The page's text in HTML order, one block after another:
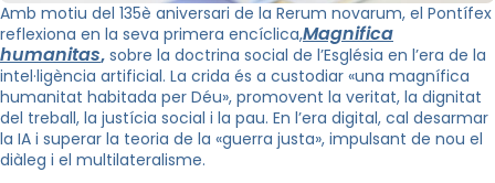
Amb motiu del 135è aniversari de la Rerum novarum, el Pontífex
reflexiona en la seva primera encíclica,Magnifica
humanitas, sobre la doctrina social de l’Església en l’era de la
intel·ligència artificial. La crida és a custodiar «una magnífica
humanitat habitada per Déu», promovent la veritat, la dignitat
del treball, la justícia social i la pau. En l’era digital, cal desarmar
la IA i superar la teoria de la «guerra justa», impulsant de nou el
diàleg i el multilateralisme.